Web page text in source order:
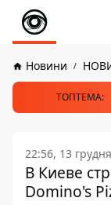
Новини
ТОПТЕМА:
22:56, 13
В Киеве
Domino's